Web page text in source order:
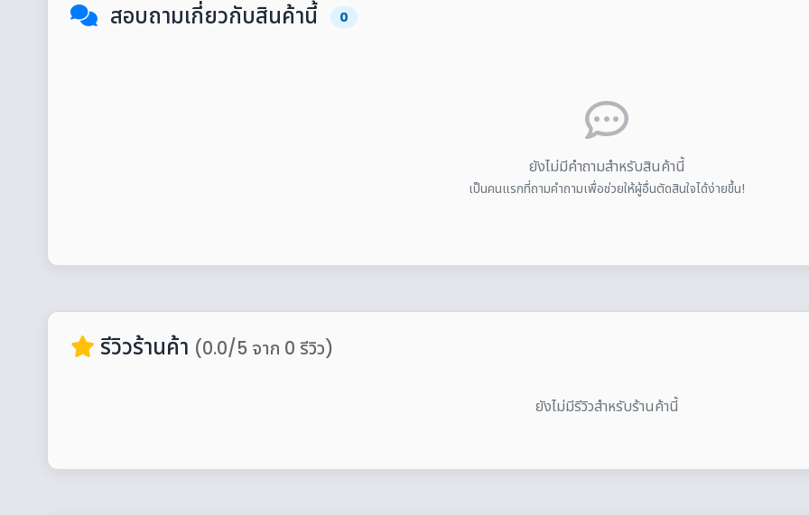
สอบถามเกี่ยวกับสินค้านี้ 0
ยังไม่มีคำถามสำหรับสินค้านี้
เป็นคนแรกที่ถามคำถามเพื่อช่วยให้ผู้อื่นตัดสินใจได้ง่ายขึ้น!
รีวิวร้านค้า (0.0/5 จาก 0 รีวิว)
ยังไม่มีรีวิวสำหรับร้านค้านี้